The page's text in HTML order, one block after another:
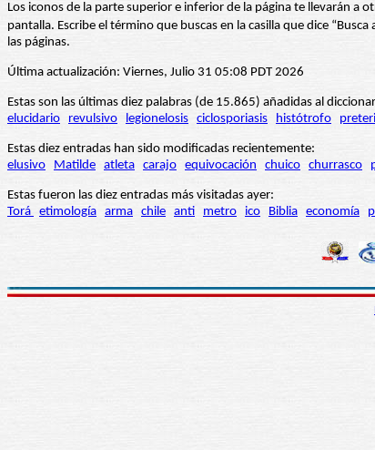
Los iconos de la parte superior e inferior de la página te llevarán a
pantalla. Escribe el término que buscas en la casilla que dice
las páginas.
Última actualización: Viernes, Julio 31 05:08 PDT 2026
Estas son las últimas diez palabras (de 15.865) añadidas al
elucidario
revulsivo legionelosis ciclosporiasis histótrofo
Estas diez entradas han sido modificadas recientemente:
elusivo
Matilde atleta carajo equivocación chuico churrasco
Estas fueron las diez entradas más visitadas ayer:
Torá etimología arma chile anti metro ico Biblia economía